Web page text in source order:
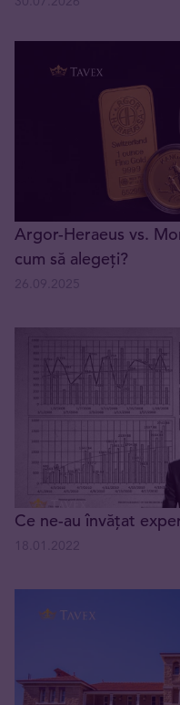
Argor-Heraeus vs.
cum să alegeți?
Ce ne-au învățat